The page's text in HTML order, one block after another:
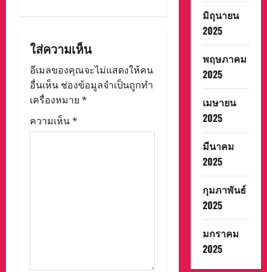
i
g
a
t
i
ใส่ความเห็น
อีเมลของคุณจะไม่แสดงให้คน
อื่นเห็น ช่องข้อมูลจำเป็นถูกทำ
เครื่องหมาย *
ความเห็น*
มิถุนายน
2025
พฤษภาคม
2025
เมษายน
2025
มีนาคม
2025
กุมภาพันธ์
2025
มกราคม
2025